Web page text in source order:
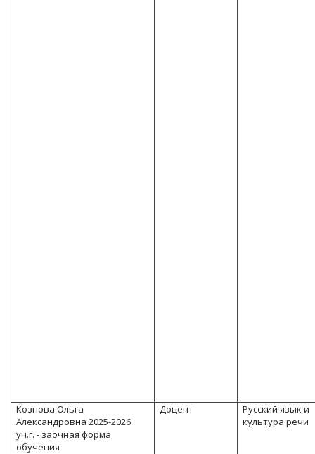
Кознова Ольга
Александровна 2025-2026
уч.г. - заочная форма
обучения
Доцент
Русский язык и
культура речи